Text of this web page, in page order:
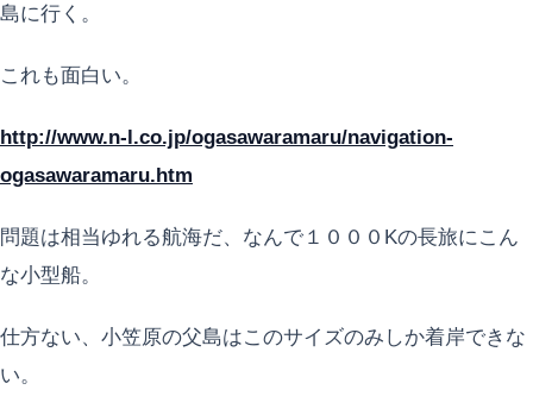
島に行く。
これも面白い。
http://www.n-l.co.jp/ogasawaramaru/navigation-
ogasawaramaru.htm
問題は相当ゆれる航海だ、なんで１０００Kの長旅にこん
な小型船。
仕方ない、小笠原の父島はこのサイズのみしか着岸できな
い。